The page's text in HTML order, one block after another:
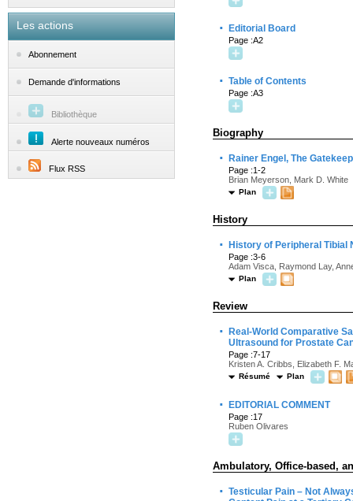
Les actions
Abonnement
Demande d'informations
Bibliothèque
Alerte nouveaux numéros
Flux RSS
· Editorial Board
Page :A2
· Table of Contents
Page :A3
Biography
· Rainer Engel, The
Page :1-2
Brian Meyerson, Mark D. White
Plan
History
· History of Peripheral Tibial
Page :3-6
Adam Visca, Raymond Lay,
Plan
Review
·
Real-World Comparative
Ultrasound for Prostate
Page :7-17
Kristen A. Cribbs, Elizabeth F.
Résumé Plan
· EDITORIAL COMMENT
Page :17
Ruben Olivares
Ambulatory, Office-based,
· Testicular Pain – Not